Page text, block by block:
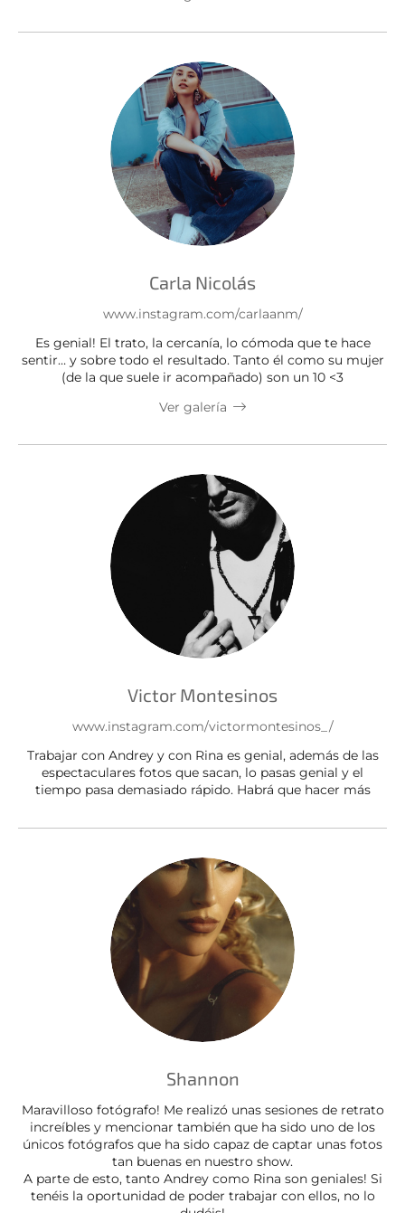
Carla Nicolás
www.instagram.com/carlaanm/
Es genial! El trato, la cercanía, lo cómoda que te hace
sentir… y sobre todo el resultado. Tanto él como su mujer
(de la que suele ir acompañado) son un 10 <3
Ver galería
Victor Montesinos
www.instagram.com/victormontesinos_/
Trabajar con Andrey y con Rina es genial, además de las
espectaculares fotos que sacan, lo pasas genial y el
tiempo pasa demasiado rápido. Habrá que hacer más
Shannon
Maravilloso fotógrafo! Me realizó unas sesiones de retrato
increíbles y mencionar también que ha sido uno de los
únicos fotógrafos que ha sido capaz de captar unas fotos
tan buenas en nuestro show.
A parte de esto, tanto Andrey como Rina son geniales! Si
tenéis la oportunidad de poder trabajar con ellos, no lo